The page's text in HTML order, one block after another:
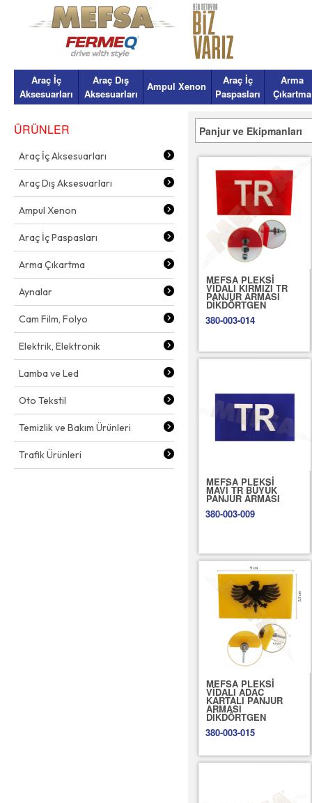
Araç İç
Aksesuarları
Araç Dış
Aksesuarları
Ampul Xenon
Araç İç
Paspasları
Arma
Çıkartma
ÜRÜNLER
Araç İç Aksesuarları
Araç Dış Aksesuarları
Ampul Xenon
Araç İç Paspasları
Arma Çıkartma
Aynalar
Cam Film, Folyo
Elektrik, Elektronik
Lamba ve Led
Oto Tekstil
Temizlik ve Bakım Ürünleri
Trafik Ürünleri
Panjur ve Ekipmanları
MEFSA PLEKSİ
VİDALI KIRMIZI TR
PANJUR ARMASI
DİKDÖRTGEN
380-003-014
MEFSA PLEKSİ
MAVİ TR BÜYÜK
PANJUR ARMASI
380-003-009
MEFSA PLEKSİ
VİDALI ADAC
KARTALI PANJUR
ARMASI
DİKDÖRTGEN
380-003-015